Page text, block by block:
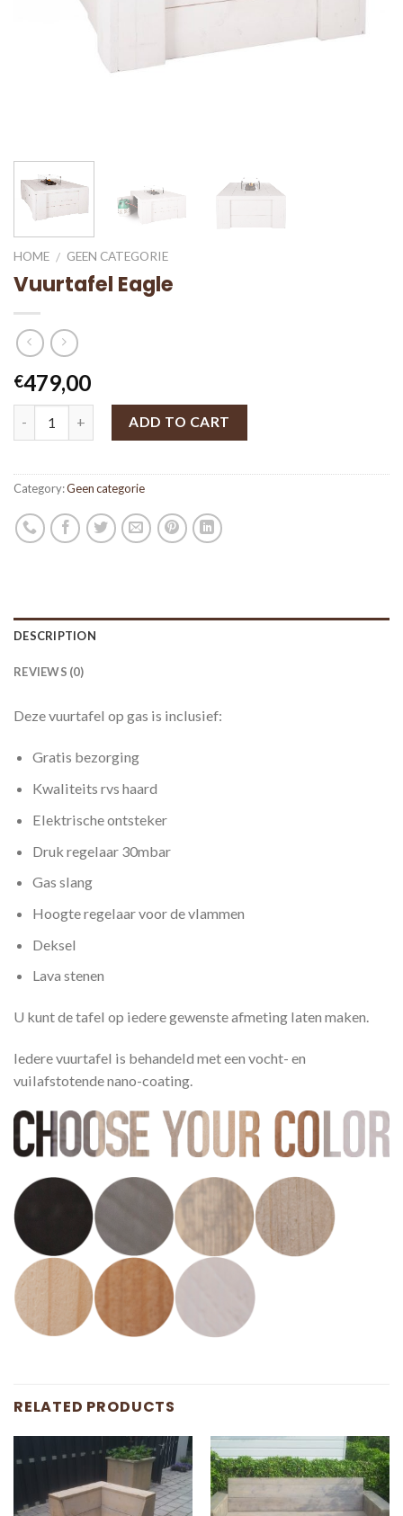
HOME / GEEN CATEGORIE
Vuurtafel Eagle
€479,00
ADD TO CART
Category:Geen categorie
DESCRIPTION
REVIEWS (0)
Deze vuurtafel op gas is inclusief:
Gratis bezorging
Kwaliteits rvs haard
Elektrische ontsteker
Druk regelaar 30mbar
Gas slang
Hoogte regelaar voor de vlammen
Deksel
Lava stenen
U kunt de tafel op iedere gewenste afmeting laten maken.
Iedere vuurtafel is behandeld met een vocht- en
vuilafstotende nano-coating.
RELATED PRODUCTS